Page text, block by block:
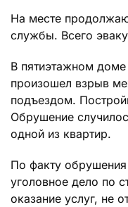
На месте
службы. Всего
В пятиэтажном
произошел взрыв
подъездом.
Обрушение
одной из квартир.
По факту
уголовное дело по
оказание услуг, не